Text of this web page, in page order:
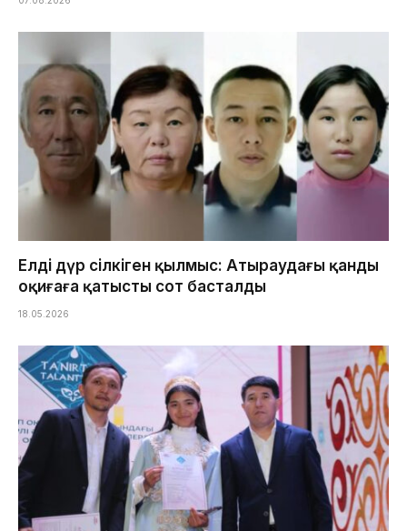
Елді дүр сілкіген қылмыс: Атыраудағы қанды
оқиғаға қатысты сот басталды
18.05.2026